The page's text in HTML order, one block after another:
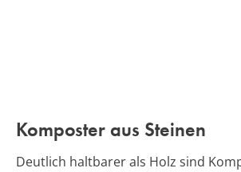
Komposter aus Steinen
Deutlich haltbarer als Holz sind